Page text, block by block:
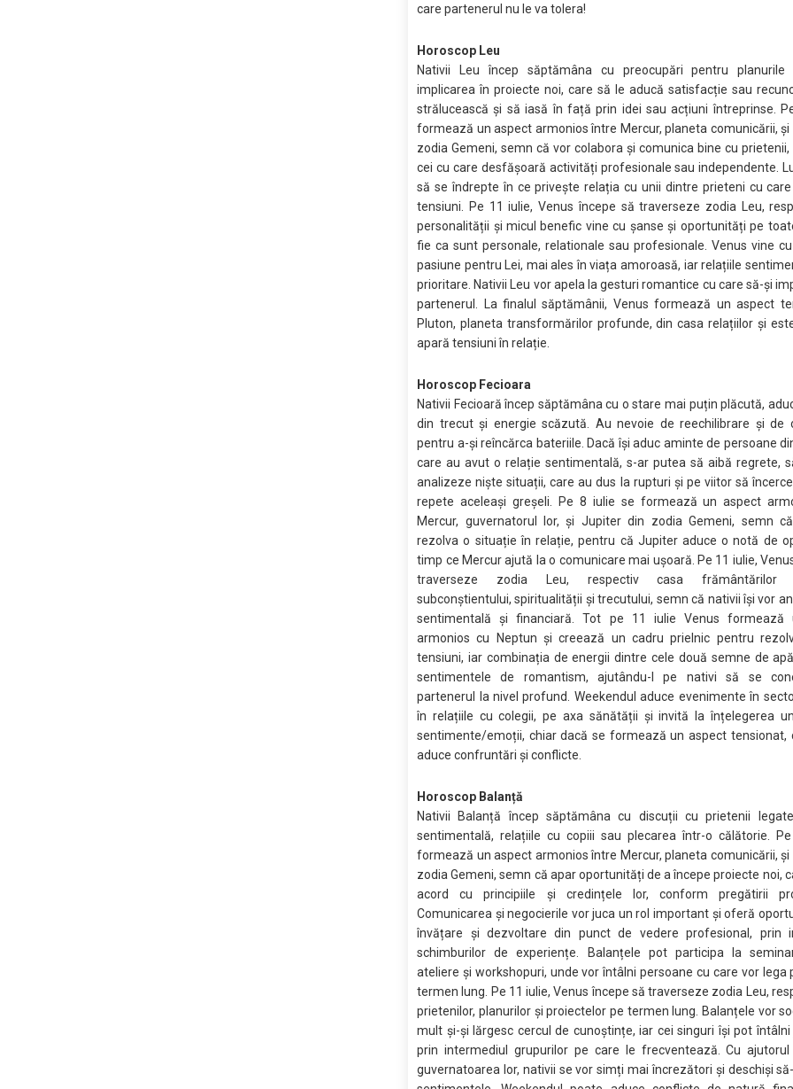
care partenerul nu le va tolera!
Horoscop Leu
Nativii Leu încep săptămâna cu preocupări pentru planurile
implicarea în proiecte noi, care să le aducă satisfacție sau
strălucească și să iasă în față prin idei sau acțiuni întreprinse.
formează un aspect armonios între Mercur, planeta comunicării, și
zodia Gemeni, semn că vor colabora și comunica bine cu prietenii,
cei cu care desfășoară activități profesionale sau independente.
să se îndrepte în ce privește relația cu unii dintre prieteni cu
tensiuni. Pe 11 iulie, Venus începe să traverseze zodia Leu,
personalității și micul benefic vine cu șanse și oportunități pe
fie ca sunt personale, relationale sau profesionale. Venus vine
pasiune pentru Lei, mai ales în viața amoroasă, iar relațiile
prioritare. Nativii Leu vor apela la gesturi romantice cu care să-și
partenerul. La finalul săptămânii, Venus formează un aspect
Pluton, planeta transformărilor profunde, din casa relațiilor și
apară tensiuni în relație.
Horoscop Fecioara
Nativii Fecioară încep săptămâna cu o stare mai puțin plăcută,
din trecut și energie scăzută. Au nevoie de reechilibrare și de
pentru a-și reîncărca bateriile. Dacă își aduc aminte de persoane
care au avut o relație sentimentală, s-ar putea să aibă regrete,
analizeze niște situații, care au dus la rupturi și pe viitor să
repete aceleași greșeli. Pe 8 iulie se formează un aspect
Mercur, guvernatorul lor, și Jupiter din zodia Gemeni, semn
rezolva o situație în relație, pentru că Jupiter aduce o notă de
timp ce Mercur ajută la o comunicare mai ușoară. Pe 11 iulie,
traverseze zodia Leu, respectiv casa frământărilor
subconștientului, spiritualității și trecutului, semn că nativii își vor
sentimentală și financiară. Tot pe 11 iulie Venus formează
armonios cu Neptun și creează un cadru prielnic pentru
tensiuni, iar combinația de energii dintre cele două semne de
sentimentele de romantism, ajutându-I pe nativi să se
partenerul la nivel profund. Weekendul aduce evenimente în
în relațiile cu colegii, pe axa sănătății și invită la înțelegerea
sentimente/emoții, chiar dacă se formează un aspect tensionat,
aduce confruntări și conflicte.
Horoscop Balanță
Nativii Balanță încep săptămâna cu discuții cu prietenii
sentimentală, relațiile cu copiii sau plecarea într-o călătorie.
formează un aspect armonios între Mercur, planeta comunicării, și
zodia Gemeni, semn că apar oportunități de a începe proiecte noi,
acord cu principiile și credințele lor, conform pregătirii
Comunicarea și negocierile vor juca un rol important și oferă
învățare și dezvoltare din punct de vedere profesional, prin
schimburilor de experiențe. Balanțele pot participa la
ateliere și workshopuri, unde vor întâlni persoane cu care vor lega
termen lung. Pe 11 iulie, Venus începe să traverseze zodia Leu,
prietenilor, planurilor și proiectelor pe termen lung. Balanțele vor
mult și-și lărgesc cercul de cunoștințe, iar cei singuri își pot
prin intermediul grupurilor pe care le frecventează. Cu ajutorul
guvernatoarea lor, nativii se vor simți mai încrezători și deschiși